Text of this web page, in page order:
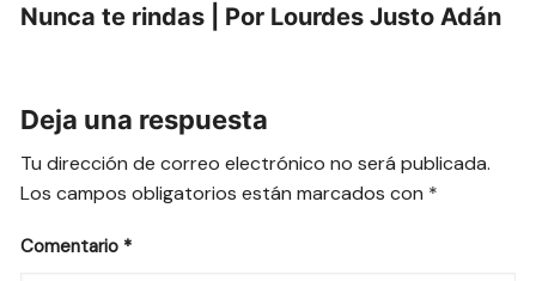
Nunca te rindas | Por Lourdes Justo Adán
Deja una respuesta
Tu dirección de correo electrónico no será publicada.
Los campos obligatorios están marcados con *
Comentario *